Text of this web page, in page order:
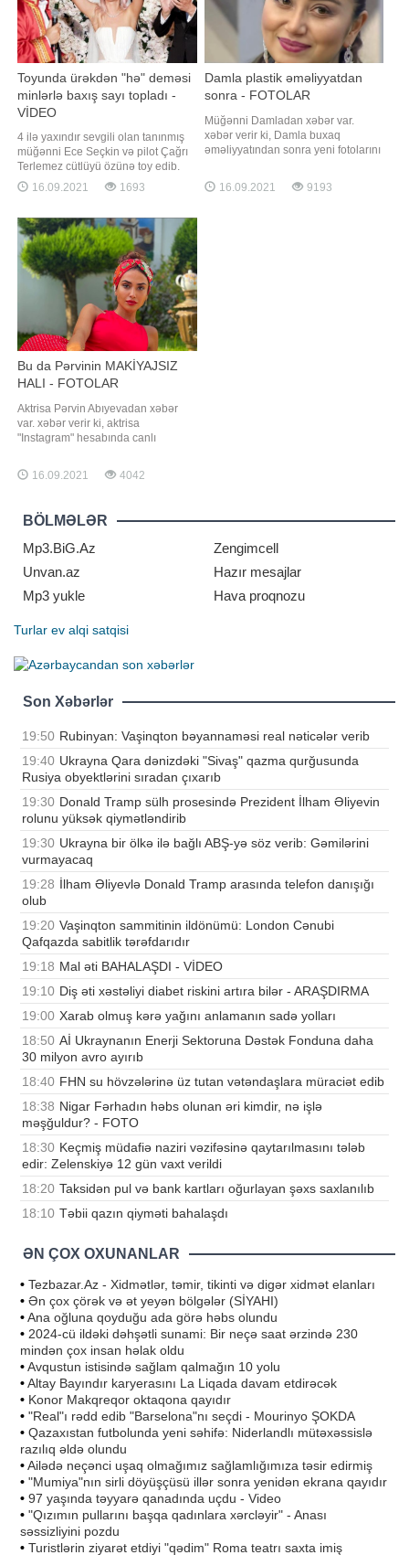
Toyunda ürəkdən "hə" deməsi
minlərlə baxış sayı topladı -
VİDEO
4 ilə yaxındır sevgili olan tanınmış
müğənni Ece Seçkin və pilot Çağrı
Terlemez cütlüyü özünə toy edib.
xəbər verir ki, bu barədə ifaçı
instaqram hesabında bildirib.
gəlinlik böyük marağa səbəb olub.
Bundan başqa, müğənninin nikah
mərasimində "Çağrı Terlemezl
16.09.2021 1693
Damla plastik əməliyyatdan
sonra - FOTOLAR
Müğənni Damladan xəbər var.
xəbər verir ki, Damla buxaq
əməliyyatından sonra yeni fotolarını
izləyiciləri onun yeni görünüşünü
bəyənərək xoş rəylər yazıblar.
16.09.2021 9193
Bu da Pərvinin MAKİYAJSIZ
HALI - FOTOLAR
Aktrisa Pərvin Abıyevadan xəbər
var. xəbər verir ki, aktrisa
"Instagram" hesabında canlı
Pərvin makiyajsız və saçları dağınıq
halda görünüb. İzləyiciləri onun bu
təqdim edirik:
16.09.2021 4042
BÖLMƏLƏR
Mp3.BiG.Az
Zengimcell
Unvan.az
Hazır mesajlar
Mp3 yukle
Hava proqnozu
Turlar ev alqi satqisi
Son Xəbərlər
19:50 Rubinyan: Vaşinqton bəyannaməsi real nəticələr verib
19:40 Ukrayna Qara dənizdəki "Sivaş" qazma qurğusunda
Rusiya obyektlərini sıradan çıxarıb
19:30 Donald Tramp sülh prosesində Prezident İlham Əliyevin
rolunu yüksək qiymətləndirib
19:30 Ukrayna bir ölkə ilə bağlı ABŞ-yə söz verib: Gəmilərini
vurmayacaq
19:28 İlham Əliyevlə Donald Tramp arasında telefon danışığı
olub
19:20 Vaşinqton sammitinin ildönümü: London Cənubi
Qafqazda sabitlik tərəfdarıdır
19:18 Mal əti BAHALAŞDI - VİDEO
19:10 Diş əti xəstəliyi diabet riskini artıra bilər - ARAŞDIRMA
19:00 Xarab olmuş kərə yağını anlamanın sadə yolları
18:50 Aİ Ukraynanın Enerji Sektoruna Dəstək Fonduna daha
30 milyon avro ayırıb
18:40 FHN su hövzələrinə üz tutan vətəndaşlara müraciət edib
18:38 Nigar Fərhadın həbs olunan əri kimdir, nə işlə
məşğuldur? - FOTO
18:30 Keçmiş müdafiə naziri vəzifəsinə qaytarılmasını tələb
edir: Zelenskiyə 12 gün vaxt verildi
18:20 Taksidən pul və bank kartları oğurlayan şəxs saxlanılıb
18:10 Təbii qazın qiyməti bahalaşdı
ƏN ÇOX OXUNANLAR
• Tezbazar.Az - Xidmətlər, təmir, tikinti və digər xidmət elanları
• Ən çox çörək və ət yeyən bölgələr (SİYAHI)
•Ana oğluna qoyduğu ada görə həbs olundu
• 2024-cü ildəki dəhşətli sunami: Bir neçə saat ərzində 230
mindən çox insan həlak oldu
•Avqustun istisində sağlam qalmağın 10 yolu
•Altay Bayındır karyerasını La Liqada davam etdirəcək
• Konor Makqreqor oktaqona qayıdır
• "Real"ı rədd edib "Barselona"nı seçdi - Mourinyo ŞOKDA
• Qazaxıstan futbolunda yeni səhifə: Niderlandlı mütəxəssislə
razılıq əldə olundu
•Ailədə neçənci uşaq olmağımız sağlamlığımıza təsir edirmiş
• "Mumiya"nın sirli döyüşçüsü illər sonra yenidən ekrana qayıdır
• 97 yaşında təyyarə qanadında uçdu - Video
• "Qızımın pullarını başqa qadınlara xərcləyir" - Anası
səssizliyini pozdu
• Turistlərin ziyarət etdiyi "qədim" Roma teatrı saxta imiş